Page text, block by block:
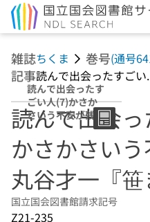
雑誌ちくま 巻号(通号
記事読んで出会ったすごい
読んで出会ったす
ごい人(7)かさか
さいう不安が残る
本 : 丸谷才一『笹
まくら』
読んで出会
かさかさい
丸谷才一『笹
国立国会図書館請求記号
Z21-235